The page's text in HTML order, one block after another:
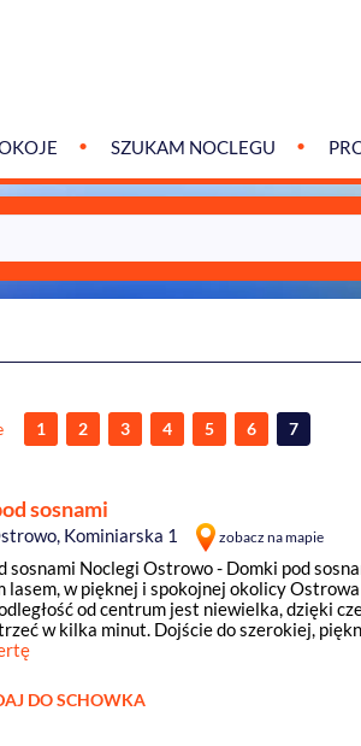
SZUKAM NOCLEGU
1 2 3 4 5 6 7
sosnami
Kominiarska 1 zobacz na mapie
sosnami Noclegi Ostrowo - Domki pod
lasem, w pięknej i spokojnej okolicy
od centrum jest niewielka, dzięki
w kilka minut. Dojście do szerokiej,
DO SCHOWKA